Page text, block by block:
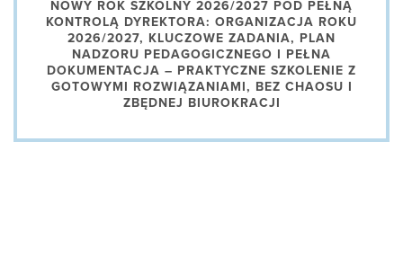
NOWY ROK SZKOLNY 2026/2027 POD PEŁNĄ
KONTROLĄ DYREKTORA: ORGANIZACJA ROKU
2026/2027, KLUCZOWE ZADANIA, PLAN
NADZORU PEDAGOGICZNEGO I PEŁNA
DOKUMENTACJA – PRAKTYCZNE SZKOLENIE Z
GOTOWYMI ROZWIĄZANIAMI, BEZ CHAOSU I
ZBĘDNEJ BIUROKRACJI